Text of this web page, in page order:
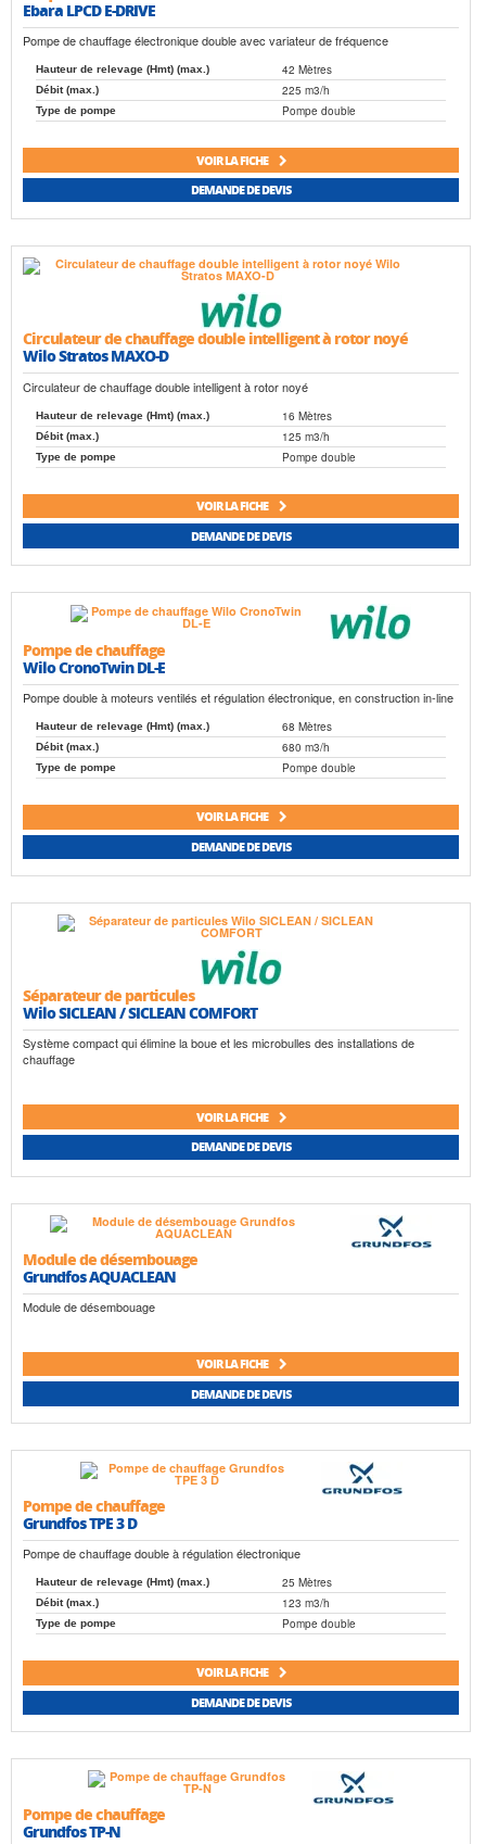
Ebara LPCD E-DRIVE
Pompe de chauffage électronique double avec variateur de fréquence
Hauteur de relevage (Hmt) (max.) 42 Mètres
Débit (max.) 225 m3/h
Type de pompe Pompe double
VOIR LA FICHE
DEMANDE DE DEVIS
Circulateur de chauffage double intelligent à rotor noyé
Wilo Stratos MAXO-D
Circulateur de chauffage double intelligent à rotor noyé
Hauteur de relevage (Hmt) (max.) 16 Mètres
Débit (max.) 125 m3/h
Type de pompe Pompe double
VOIR LA FICHE
DEMANDE DE DEVIS
Pompe de chauffage
Wilo CronoTwin DL-E
Pompe double à moteurs ventilés et régulation électronique, en construction in-line
Hauteur de relevage (Hmt) (max.) 68 Mètres
Débit (max.) 680 m3/h
Type de pompe Pompe double
VOIR LA FICHE
DEMANDE DE DEVIS
Séparateur de particules
Wilo SICLEAN / SICLEAN COMFORT
Système compact qui élimine la boue et les microbulles des installations de
chauffage
VOIR LA FICHE
DEMANDE DE DEVIS
Module de désembouage
Grundfos AQUACLEAN
Module de désembouage
VOIR LA FICHE
DEMANDE DE DEVIS
Pompe de chauffage
Grundfos TPE 3 D
Pompe de chauffage double à régulation électronique
Hauteur de relevage (Hmt) (max.) 25 Mètres
Débit (max.) 123 m3/h
Type de pompe Pompe double
VOIR LA FICHE
DEMANDE DE DEVIS
Pompe de chauffage
Grundfos TP-N